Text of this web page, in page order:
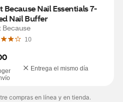
Because Nail Essentials 7-
Nail Buffer
Because
10
Entrega el mismo día
compras en línea y en tienda.